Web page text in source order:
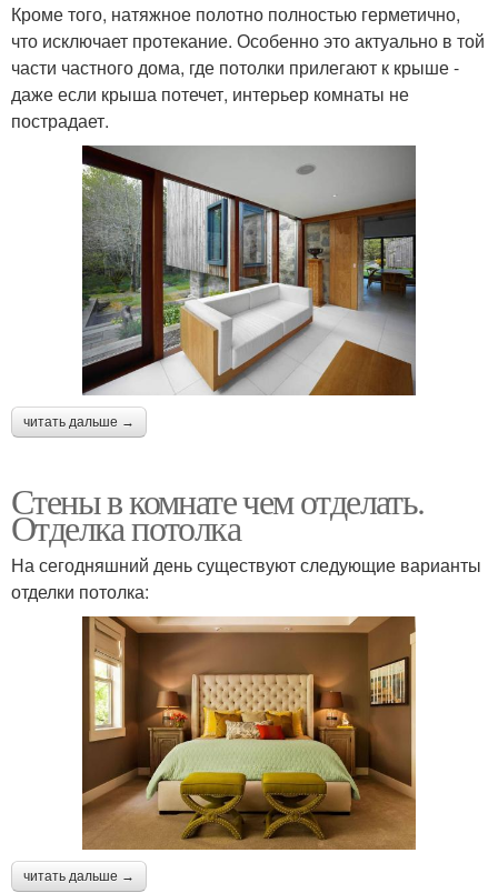
Кроме того, натяжное полотно полностью герметично,
что исключает протекание. Особенно это актуально в той
части частного дома, где потолки прилегают к крыше -
даже если крыша потечет, интерьер комнаты не
пострадает.
читать дальше →
Стены в комнате чем отделать.
Отделка потолка
На сегодняшний день существуют следующие варианты
отделки потолка:
читать дальше →